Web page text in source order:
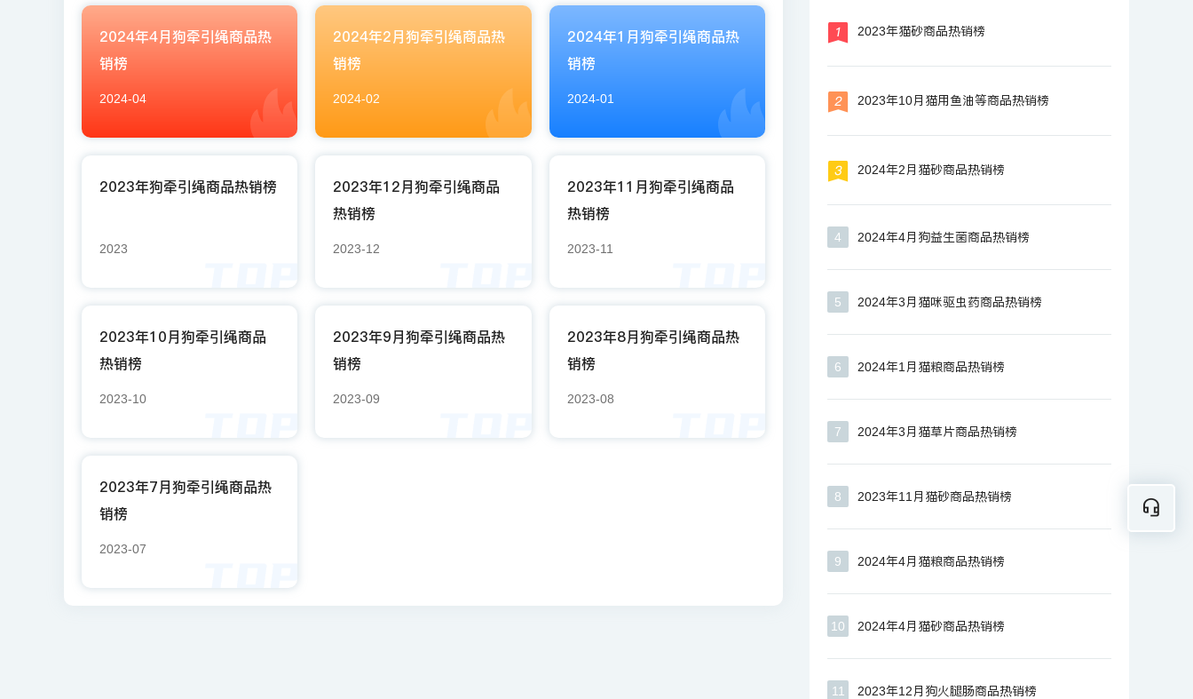
2024年4月狗牵引绳商品热
销榜
2024-04
2024年2月狗牵引绳商品热
销榜
2024-02
2024年1月狗牵引绳商品热
销榜
2024-01
2023年狗牵引绳商品热销榜
2023
2023年12月狗牵引绳商品
热销榜
2023-12
2023年11月狗牵引绳商品
热销榜
2023-11
2023年10月狗牵引绳商品
热销榜
2023-10
2023年9月狗牵引绳商品热
销榜
2023-09
2023年8月狗牵引绳商品热
销榜
2023-08
2023年7月狗牵引绳商品热
销榜
2023-07
2023年猫砂商品热销榜
2023年10月猫用鱼油等商品热销榜
2024年2月猫砂商品热销榜
4 2024年4月狗益生菌商品热销榜
5 2024年3月猫咪驱虫药商品热销榜
6 2024年1月猫粮商品热销榜
7 2024年3月猫草片商品热销榜
8 2023年11月猫砂商品热销榜
9 2024年4月猫粮商品热销榜
10 2024年4月猫砂商品热销榜
11 2023年12月狗火腿肠商品热销榜